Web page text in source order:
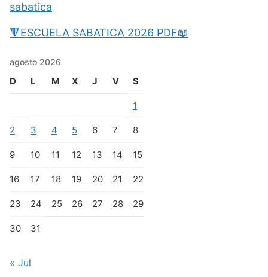
sabatica
🔻ESCUELA SABATICA 2026 PDF📖
agosto 2026
D L M X J V S
1
2 3 4 5 6 7 8
9 10 11 12 13 14 15
16 17 18 19 20 21 22
23 24 25 26 27 28 29
30 31
« Jul